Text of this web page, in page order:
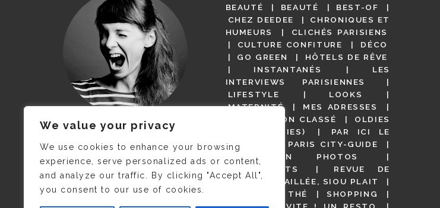
We value your privacy
We use cookies to enhance your browsing
experience, serve personalized ads or content,
and analyze our traffic. By clicking "Accept All",
you consent to our use of cookies.
JE M’APPELLE DELPHINE MAIS
C’EST ©CAMILLE COLLIN QUI A
PRIS CETTE PHOTO !
BEAUTÉ
BEAUTÉ
BEST-OF
CHEZ DEEDEE
CHRONIQUES ET
HUMEURS
CLICHÉS PARISIENS
CULTURE CONFITURE
DÉCO
GO GREEN
HÔTELS DE RÊVE
INSTANTANÉS
LES
INTERVIEWS PARISIENNES
LIFESTYLE
LOOKS
MATERNITÉ
MES ADRESSES
NON CLASSÉ
OLDIES
(BUT GOODIES)
PAR ICI LE
MAGOT !
PARIS CITY-GUIDE
PARIS EN PHOTOS
RESTAURANTS
REVUE DE
PRESSE DÉTAILLÉE, SIOU PLAIT
SALONS DE THÉ
SHOPPING
VIDÉOS
VITE ! UN RESTO